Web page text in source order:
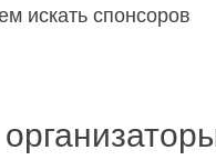
искать спонсоров